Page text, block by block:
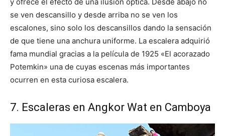
se ven descansillo y desde arriba no se ven los
escalones, sino solo los descansillos dando la sensación
de que tiene una anchura uniforme. La escalera adquirió
fama mundial gracias a la película de 1925 «El acorazado
Potemkin» una de cuyas escenas más importantes
ocurren en esta curiosa escalera.
7. Escaleras en Angkor Wat en Camboya